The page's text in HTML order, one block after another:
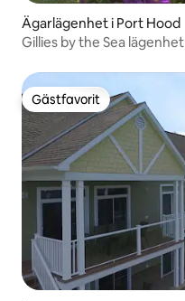
Ägarlägenhet i Port Hood
Gillies by the Sea lägenhet
Gästfavorit
Gästfavorit